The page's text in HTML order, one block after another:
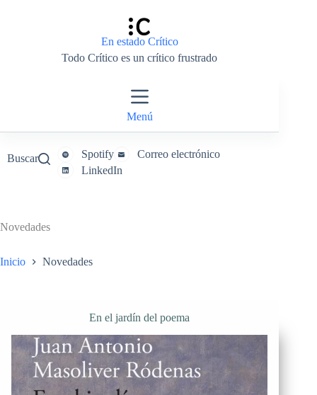
En estado Crítico
Todo Crítico es un crítico frustrado
Menú
Buscar Spotify
Correo electrónico
LinkedIn
Novedades
Inicio Novedades
En el jardín del poema